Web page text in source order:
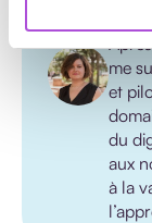
me
et
du
aux
à la